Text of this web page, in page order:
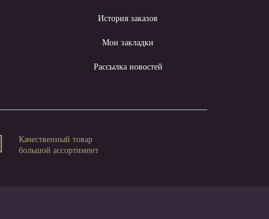
История заказов
Мои закладки
Рассылка новостей
Качественный товар
большой ассортимент